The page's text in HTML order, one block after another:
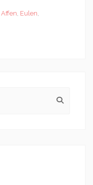
Affen, Eulen,